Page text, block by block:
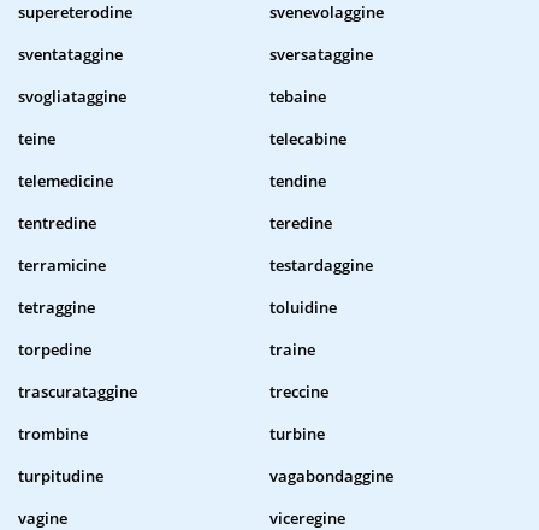
supereterodine
svenevolaggine
sventataggine
sversataggine
svogliataggine
tebaine
teine
telecabine
telemedicine
tendine
tentredine
teredine
terramicine
testardaggine
tetraggine
toluidine
torpedine
traine
trascurataggine
treccine
trombine
turbine
turpitudine
vagabondaggine
vagine
viceregine